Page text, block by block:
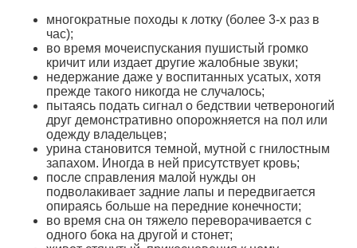
многократные походы к лотку (более 3-х раз в
час);
во время мочеиспускания пушистый громко
кричит или издает другие жалобные звуки;
недержание даже у воспитанных усатых, хотя
прежде такого никогда не случалось;
пытаясь подать сигнал о бедствии четвероногий
друг демонстративно опорожняется на пол или
одежду владельцев;
урина становится темной, мутной с гнилостным
запахом. Иногда в ней присутствует кровь;
после справления малой нужды он
подволакивает задние лапы и передвигается
опираясь больше на передние конечности;
во время сна он тяжело переворачивается с
одного бока на другой и стонет;